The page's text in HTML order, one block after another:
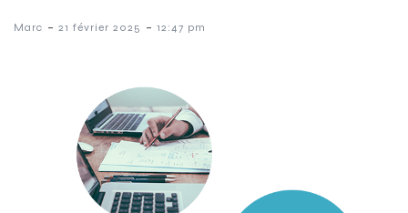
Marc - 21 février 2025 - 12:47 pm